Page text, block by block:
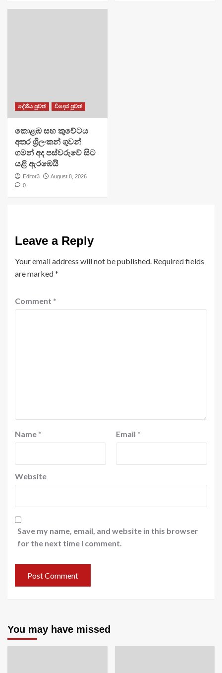
දේශීය පුවත් විදෙස් පුවත්
​කොළඹ සහ කුවේටය
අතර ශ්‍රීලංකන් ගුවන්
ගමන් අද පස්වරුවේ සිට
යළි ඇරඹෙයි
Editor3
August 8, 2026
0
Leave a Reply
Your email address will not be published. Required fields
are marked*
Comment *
Name * Email *
Website
Save my name, email, and website in this browser
for the next time I comment.
You may have missed